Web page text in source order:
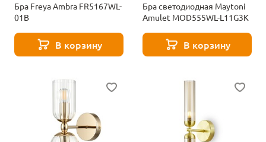
Бра Freya Ambra FR5167WL-
01B
В корзину
Бра светодиодная Maytoni
Amulet MOD555WL-L11G3K
В корзину